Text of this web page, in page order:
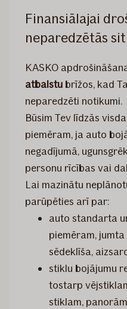
Finansiālajai
neparedzētās
KASKO
atbalstu brīžos, kad
neparedzēti notikumi.
Būsim Tev līdzās
piemēram, ja auto
negadījumā,
personu rīcības vai
Lai mazinātu
parūpēties arī par:
auto standarta
piemēram,
sēdeklīša,
stiklu bojājumu
tostarp
stiklam,